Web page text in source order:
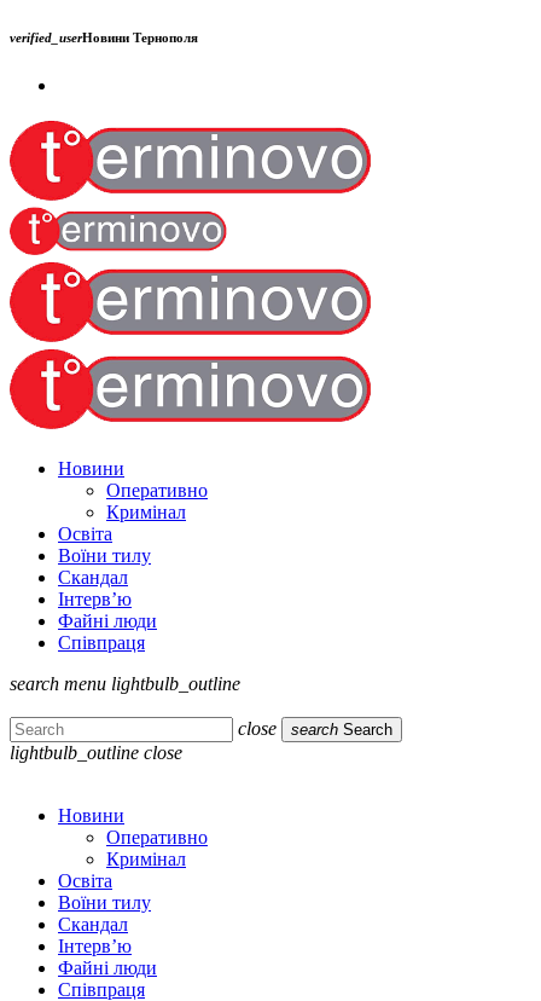
verified_userНовини Тернополя
Новини
Оперативно
Кримінал
Освіта
Воїни тилу
Скандал
Інтерв’ю
Файні люди
Співпраця
search menu lightbulb_outline
close search Search
lightbulb_outline close
Новини
Оперативно
Кримінал
Освіта
Воїни тилу
Скандал
Інтерв’ю
Файні люди
Співпраця